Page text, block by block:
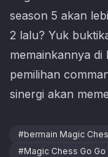
season 5 akan
2 lalu? Yuk
memainkannya di
pemilihan
sinergi akan
#bermain Magic
#Magic Chess Go Go